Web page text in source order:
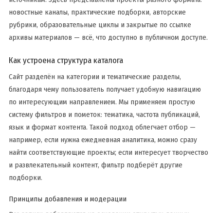
новостные каналы, практические подборки, авторские
рубрики, образовательные циклы и закрытые по ссылке
архивы материалов — всё, что доступно в публичном доступе.
Как устроена структура каталога
Сайт разделён на категории и тематические разделы,
благодаря чему пользователь получает удобную навигацию
по интересующим направлением. Мы применяем простую
систему фильтров и пометок: тематика, частота публикаций,
язык и формат контента. Такой подход облегчает отбор —
например, если нужна ежедневная аналитика, можно сразу
найти соответствующие проекты; если интересует творчество
и развлекательный контент, фильтр подберёт другие
подборки.
Принципы добавления и модерации